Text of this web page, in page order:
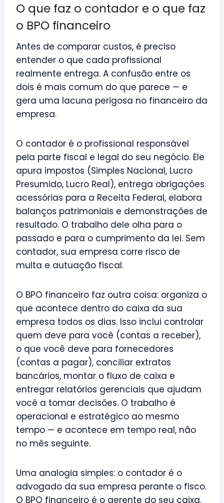
O que faz o contador e o que faz
o BPO financeiro
Antes de comparar custos, é preciso
entender o que cada profissional
realmente entrega. A confusão entre os
dois é mais comum do que parece — e
gera uma lacuna perigosa no financeiro da
empresa.
O contador é o profissional responsável
pela parte fiscal e legal do seu negócio. Ele
apura impostos (Simples Nacional, Lucro
Presumido, Lucro Real), entrega obrigações
acessórias para a Receita Federal, elabora
balanços patrimoniais e demonstrações de
resultado. O trabalho dele olha para o
passado e para o cumprimento da lei. Sem
contador, sua empresa corre risco de
multa e autuação fiscal.
O BPO financeiro faz outra coisa: organiza o
que acontece dentro do caixa da sua
empresa todos os dias. Isso inclui controlar
quem deve para você (contas a receber),
o que você deve para fornecedores
(contas a pagar), conciliar extratos
bancários, montar o fluxo de caixa e
entregar relatórios gerenciais que ajudam
você a tomar decisões. O trabalho é
operacional e estratégico ao mesmo
tempo — e acontece em tempo real, não
no mês seguinte.
Uma analogia simples: o contador é o
advogado da sua empresa perante o fisco.
O BPO financeiro é o gerente do seu caixa.